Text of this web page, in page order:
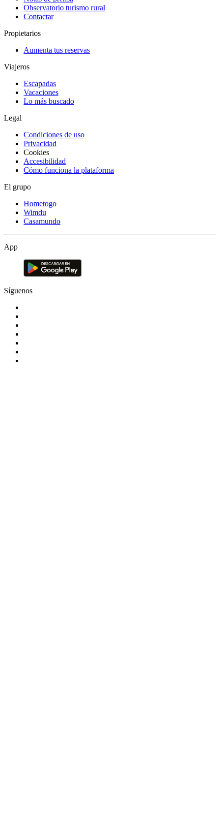
Observatorio turismo rural
Contactar
Propietarios
Aumenta tus reservas
Viajeros
Escapadas
Vacaciones
Lo más buscado
Legal
Condiciones de uso
Privacidad
Cookies
Accesibilidad
Cómo funciona la plataforma
El grupo
Hometogo
Wimdu
Casamundo
App
Síguenos